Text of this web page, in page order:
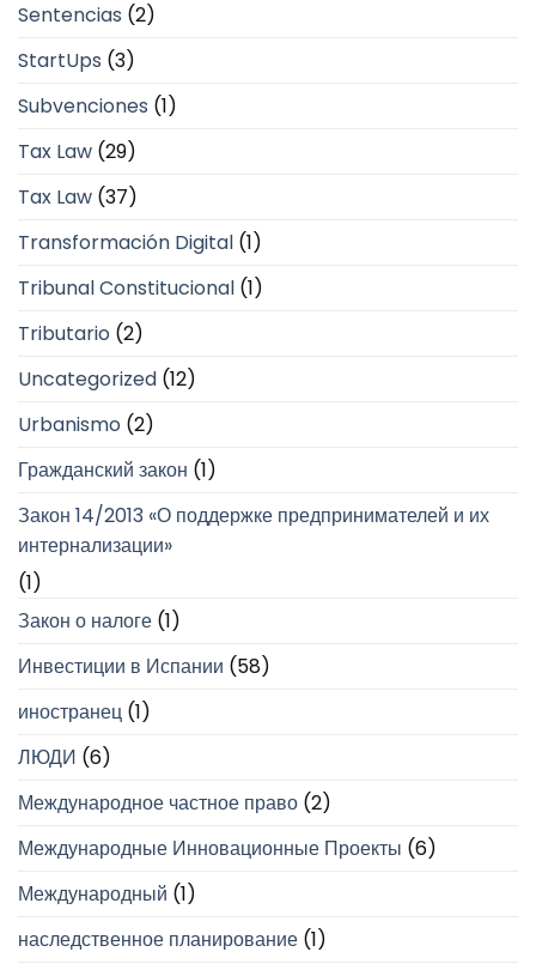
Sentencias (2)
StartUps (3)
Subvenciones (1)
Tax Law (29)
Tax Law (37)
Transformación Digital (1)
Tribunal Constitucional (1)
Tributario (2)
Uncategorized (12)
Urbanismo (2)
Гражданский закон (1)
Закон 14/2013 «О поддержке предпринимателей и их
интернализации»
(1)
Закон о налоге (1)
Инвестиции в Испании (58)
иностранец (1)
ЛЮДИ (6)
Международное частное право (2)
Международные Инновационные Проекты (6)
Международный (1)
наследственное планирование (1)